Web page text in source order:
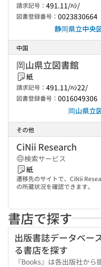
請求記号： 491.11/ﾊｼ/
図書登録番号： 0023830664
静岡県立中央
中国
岡山県立図書館
紙
請求記号： 491.11/ﾊｼ22/
図書登録番号： 0016049306
岡山県立
その他
CiNii Research
検索サービス
紙
遷移先のサイトで、CiNii
の所蔵状況を確認できます。
書店で探す
出版書誌データベー
る書店を探す
『Books』は各出版社か